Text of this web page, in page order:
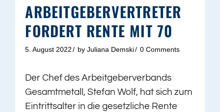
ARBEITGEBERVERTRETER
FORDERT RENTE MIT 70
5. August 2022 by Juliana Demski 0 Comments
Der Chef des Arbeitgeberverbands
Gesamtmetall, Stefan Wolf, hat sich zum
Eintrittsalter in die gesetzliche Rente